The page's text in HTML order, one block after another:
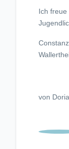
Ich freue
von